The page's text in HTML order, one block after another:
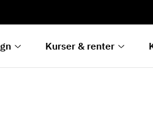
Kurser & renter